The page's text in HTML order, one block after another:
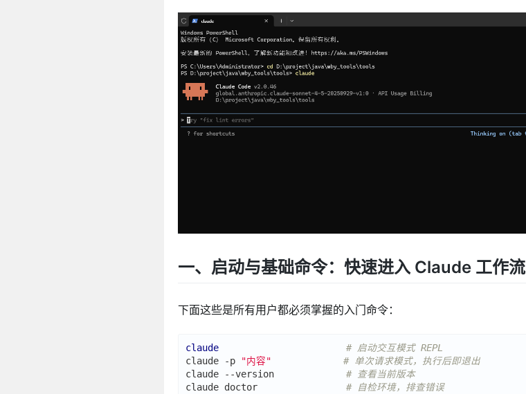
一、启动与基础命令：快速进入 Claude 工作流
下面这些是所有用户都必须掌握的入门命令：
claude
# 启动交互模式 REPL
claude -p
"内容"
# 单次请求模式，执行后即退出
claude --version # 查看当前版本
claude doctor # 自检环境，排查错误